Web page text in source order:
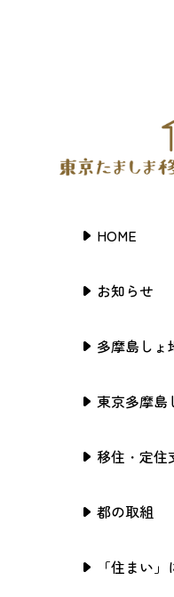
HOME
お知らせ
多摩島しょ
東京多摩島
移住・定住
都の取組
「住まい